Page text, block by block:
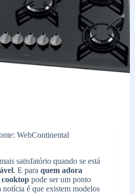
WebContinental
satisfatório quando se está
. E para quem adora
cooktop pode ser um ponto
é que existem modelos